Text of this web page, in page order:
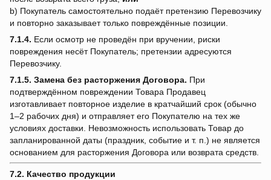
b) Покупатель самостоятельно подаёт претензию Перевозчику
и повторно заказывает только повреждённые позиции.
7.1.4. Если осмотр не проведён при вручении, риски
повреждения несёт Покупатель; претензии адресуются
Перевозчику.
7.1.5. Замена без расторжения Договора. При
подтверждённом повреждении Товара Продавец
изготавливает повторное изделие в кратчайший срок (обычно
1–2 рабочих дня) и отправляет его Покупателю на тех же
условиях доставки. Невозможность использовать Товар до
запланированной даты (праздник, событие и т. п.) не является
основанием для расторжения Договора или возврата средств.
7.2. Качество продукции